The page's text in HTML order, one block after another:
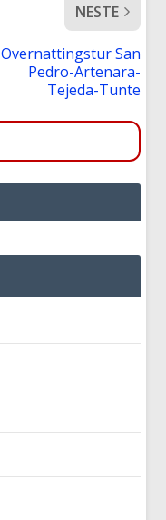
NESTE
Overnattingstur San
Pedro-Artenara-
Tejeda-Tunte